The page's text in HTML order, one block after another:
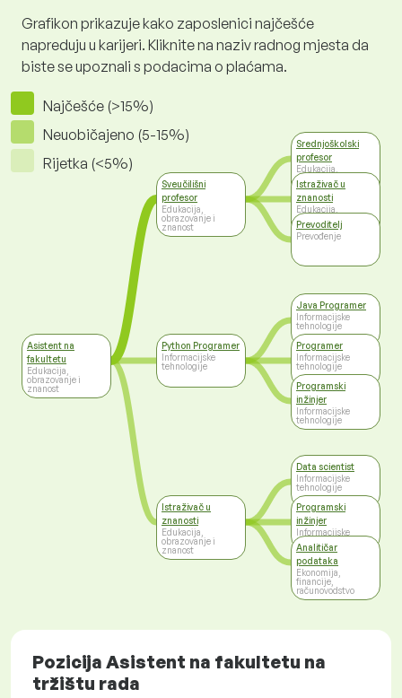
Grafikon prikazuje kako zaposlenici najčešće
napreduju u karijeri. Kliknite na naziv radnog mjesta da
biste se upoznali s podacima o plaćama.
Najčešće (>15%)
Neuobičajeno (5-15%)
Rijetka (<5%)
Asistent na
fakultetu
Edukacija,
obrazovanje i
znanost
Sveučilišni
profesor
Edukacija,
obrazovanje i
znanost
Python Programer
Informacijske
tehnologije
Istraživač u
znanosti
Edukacija,
obrazovanje i
znanost
Srednjoškolski
profesor
Edukacija,
obrazovanje i
znanost
Istraživač u
znanosti
Edukacija,
obrazovanje i
znanost
Prevoditelj
Prevođenje
Java Programer
Informacijske
tehnologije
Programer
Informacijske
tehnologije
Programski
inžinjer
Informacijske
tehnologije
Data scientist
Informacijske
tehnologije
Programski
inžinjer
Informacijske
tehnologije
Analitičar
podataka
Ekonomija,
financije,
računovodstvo
Pozicija Asistent na fakultetu na
tržištu rada